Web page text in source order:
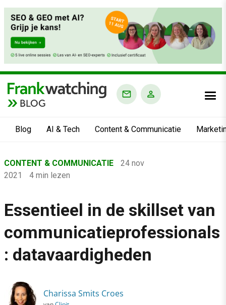
BLOG
Blog AI & Tech Content & Communicatie
›
Content & Communicatie
›
Essentieel in de skillset van communicatieprofessionals:
CONTENT & COMMUNICATIE
24 nov
2021
4 min lezen
Essentieel in de skillset van
communicatieprofessionals
: datavaardigheden
Charissa Smits Croes